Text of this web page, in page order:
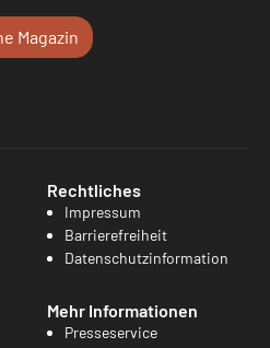
Magazin
Rechtliches
Impressum
Barrierefreiheit
Datenschutzinformation
Mehr Informationen
Presseservice